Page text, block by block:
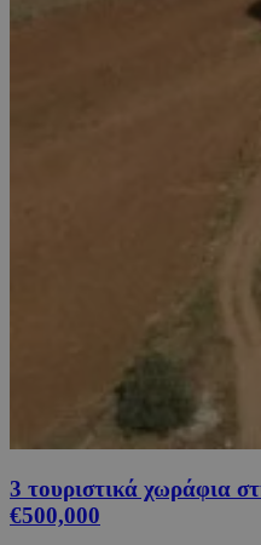
3 τουριστικά χωράφια
€500,000